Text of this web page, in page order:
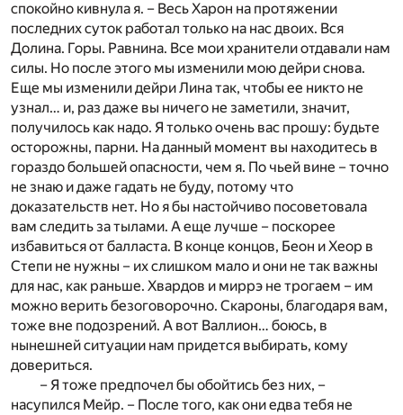
спокойно кивнула я. – Весь Харон на протяжении
последних суток работал только на нас двоих. Вся
Долина. Горы. Равнина. Все мои хранители отдавали нам
силы. Но после этого мы изменили мою дейри снова.
Еще мы изменили дейри Лина так, чтобы ее никто не
узнал… и, раз даже вы ничего не заметили, значит,
получилось как надо. Я только очень вас прошу: будьте
осторожны, парни. На данный момент вы находитесь в
гораздо большей опасности, чем я. По чьей вине – точно
не знаю и даже гадать не буду, потому что
доказательств нет. Но я бы настойчиво посоветовала
вам следить за тылами. А еще лучше – поскорее
избавиться от балласта. В конце концов, Беон и Хеор в
Степи не нужны – их слишком мало и они не так важны
для нас, как раньше. Хвардов и миррэ не трогаем – им
можно верить безоговорочно. Скароны, благодаря вам,
тоже вне подозрений. А вот Валлион… боюсь, в
нынешней ситуации нам придется выбирать, кому
довериться.
– Я тоже предпочел бы обойтись без них, –
насупился Мейр. – После того, как они едва тебя не